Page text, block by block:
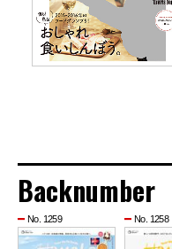
Backnumber
No. 1259 No. 1258